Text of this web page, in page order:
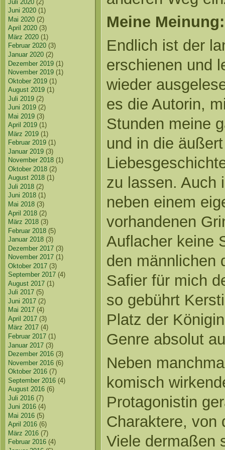
Juli 2020 (2)
Juni 2020 (1)
Mai 2020 (2)
April 2020 (3)
März 2020 (1)
Februar 2020 (3)
Januar 2020 (2)
Dezember 2019 (1)
November 2019 (1)
Oktober 2019 (1)
August 2019 (1)
Juli 2019 (2)
Juni 2019 (2)
Mai 2019 (3)
April 2019 (1)
März 2019 (1)
Februar 2019 (1)
Januar 2019 (3)
November 2018 (1)
Oktober 2018 (2)
August 2018 (1)
Juli 2018 (2)
Juni 2018 (1)
Mai 2018 (3)
April 2018 (2)
März 2018 (3)
Februar 2018 (5)
Januar 2018 (3)
Dezember 2017 (3)
November 2017 (1)
Oktober 2017 (3)
September 2017 (4)
August 2017 (1)
Juli 2017 (5)
Juni 2017 (2)
Mai 2017 (4)
April 2017 (3)
März 2017 (4)
Februar 2017 (1)
Januar 2017 (3)
Dezember 2016 (3)
November 2016 (6)
Oktober 2016 (7)
September 2016 (4)
August 2016 (6)
Juli 2016 (7)
Juni 2016 (4)
Mai 2016 (5)
April 2016 (6)
März 2016 (7)
Februar 2016 (4)
Meine Meinung:
Endlich ist der
erschienen und
wieder
es die Autorin,
Stunden meine
und in die
zu lassen. Auch
neben einem
vorhandenen
Auflacher keine
den männlichen
Safier für mich
so gebührt
Platz der
Genre absolut
Neben
komisch
Protagonistin
Charaktere, von
Viele dermaßen